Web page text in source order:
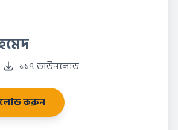
১১৭ ডাউনলোড
করুন